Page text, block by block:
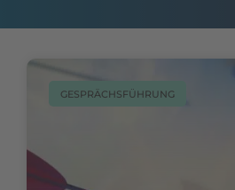
GESPRÄCHSFÜHRUNG